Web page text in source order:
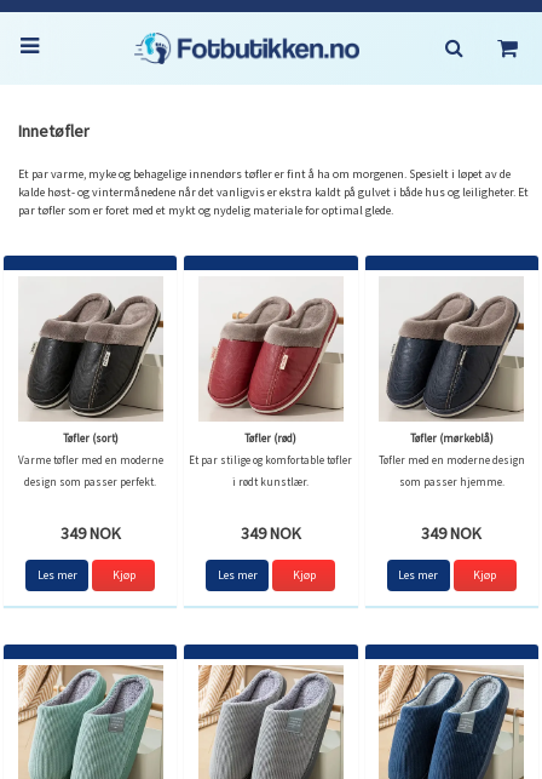
Innetøfler
Et par varme, myke og behagelige innendørs tøfler er fint å ha om morgenen. Spesielt i løpet av de
kalde høst- og vintermånedene når det vanligvis er ekstra kaldt på gulvet i både hus og leiligheter. Et
par tøfler som er foret med et mykt og nydelig materiale for optimal glede.
Tøfler (sort)
Varme tøfler med en moderne
design som passer perfekt.
349 NOK
Les mer Kjøp
Tøfler (rød)
Et par stilige og komfortable tøfler
i rødt kunstlær.
349 NOK
Les mer Kjøp
Tøfler (mørkeblå)
Tøfler med en moderne design
som passer hjemme.
349 NOK
Les mer Kjøp